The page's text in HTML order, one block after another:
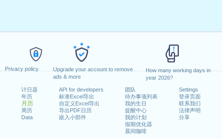
Privacy policy
Upgrade your account to remove
ads & more
How many working days in
year 2026?
计日器
年历
月历
周历
Data
API for developers
标准Excel导出
自定义Excel导出
导出PDF日历
嵌入小部件
团队
待办事项列表
我的生日
提醒中心
我的计划
假期优化器
晨间咖啡
Settings
登录页面
联系我们
法律声明
分享